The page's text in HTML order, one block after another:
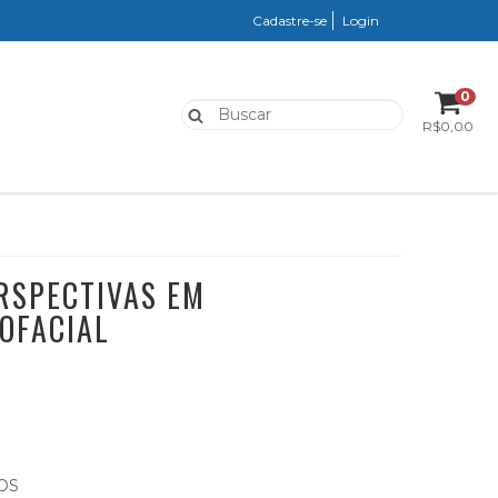
Cadastre-se Login
0
R$0,00
EM